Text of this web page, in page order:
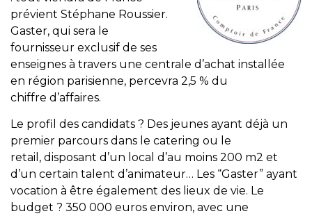
prévient Stéphane Roussier.
Gaster, qui sera le
fournisseur exclusif de ses
enseignes à travers une centrale d’achat installée
en région parisienne, percevra 2,5 % du
chiffre d’affaires.
Le profil des candidats ? Des jeunes ayant déjà un
premier parcours dans le catering ou le
retail, disposant d’un local d’au moins 200 m2 et
d’un certain talent d’animateur… Les “Gaster” ayant
vocation à être également des lieux de vie. Le
budget ? 350 000 euros environ, avec une